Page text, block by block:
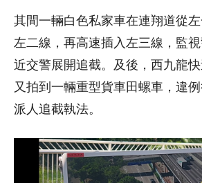
其間一輛白色私家車在連翔道從
左二線，再高速插入左三線，監
近交警展開追截。及後，西九龍
又拍到一輛重型貨車田螺車，違
派人追截執法。